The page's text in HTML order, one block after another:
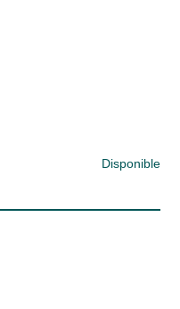
Disponible